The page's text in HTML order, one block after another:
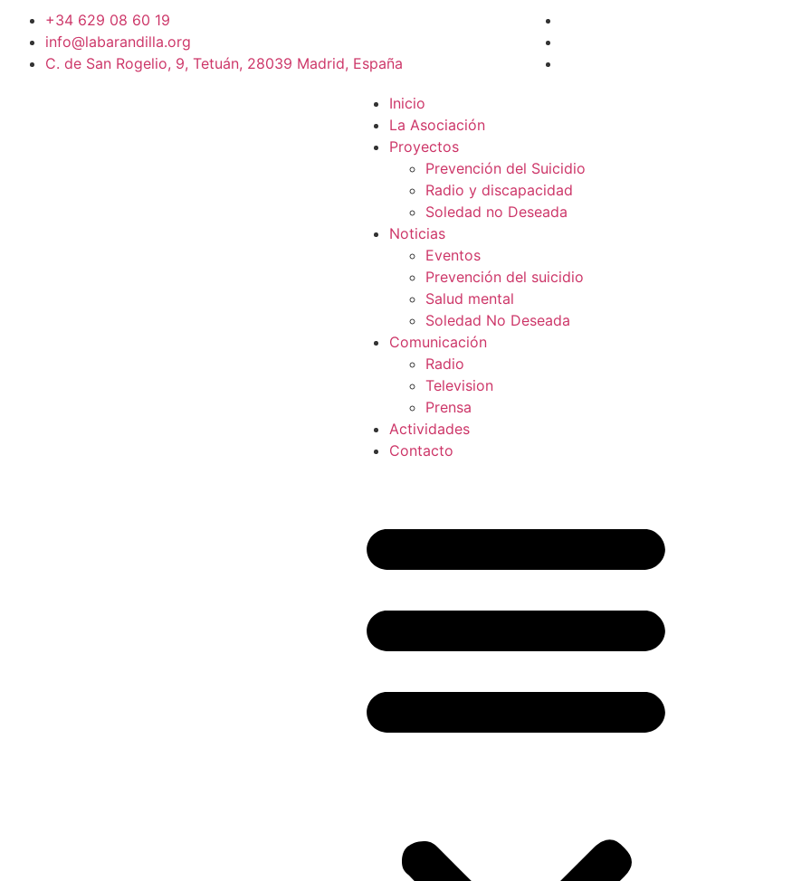
+34 629 08 60 19
info@labarandilla.org
C. de San Rogelio, 9, Tetuán, 28039 Madrid, España
Inicio
La Asociación
Proyectos
Prevención del Suicidio
Radio y discapacidad
Soledad no Deseada
Noticias
Eventos
Prevención del suicidio
Salud mental
Soledad No Deseada
Comunicación
Radio
Television
Prensa
Actividades
Contacto